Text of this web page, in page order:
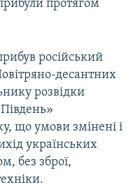
протягом
російський
десантних
розвідки
що умови змінені і
українських
без зброї,